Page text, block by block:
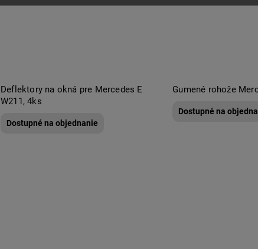
Deflektory na okná pre Mercedes E
W211, 4ks
Dostupné na objednanie
Gumené rohože
Dostupné na